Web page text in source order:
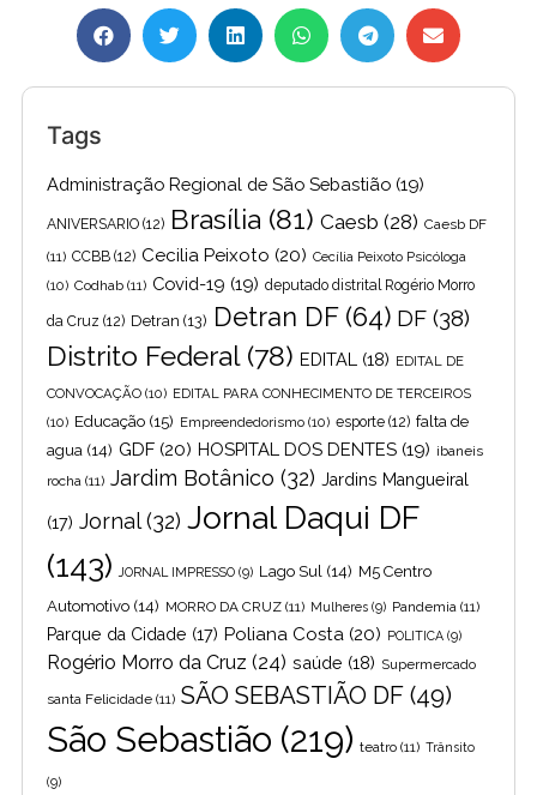
Tags
Administração Regional de São Sebastião (19)
ANIVERSARIO (12) Brasília (81) Caesb (28) Caesb DF
(11) CCBB (12) Cecilia Peixoto (20) Cecília Peixoto Psicóloga
(10) Codhab (11) Covid-19 (19) deputado distrital Rogério Morro
da Cruz (12) Detran (13) Detran DF(64) DF (38)
Distrito Federal(78) EDITAL (18) EDITAL DE
CONVOCAÇÃO (10) EDITAL PARA CONHECIMENTO DE TERCEIROS
(10) Educação (15) Empreendedorismo (10) esporte (12) falta de
agua (14) GDF (20) HOSPITAL DOS DENTES (19) ibaneis
rocha (11) Jardim Botânico (32) Jardins Mangueiral
(17) Jornal(32) Jornal Daqui DF
(143)
JORNAL IMPRESSO (9) Lago Sul (14) M5 Centro
Automotivo (14) MORRO DA CRUZ (11) Mulheres (9) Pandemia (11)
Parque da Cidade (17) Poliana Costa (20) POLITICA (9)
Rogério Morro da Cruz (24) saúde (18) Supermercado
santa Felicidade (11) SÃO SEBASTIÃO DF (49)
São Sebastião (219) teatro (11) Trânsito
(9)